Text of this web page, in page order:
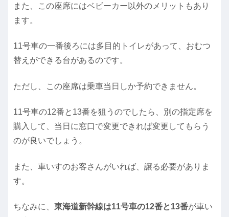
また、この座席にはベビーカー以外のメリットもあり
ます。
11号車の一番後ろには多目的トイレがあって、おむつ
替えができる台があるのです。
ただし、この座席は乗車当日しか予約できません。
11号車の12番と13番を狙うのでしたら、別の指定席を
購入して、当日に窓口で変更できれば変更してもらう
のが良いでしょう。
また、車いすのお客さんがいれば、譲る必要がありま
す。
ちなみに、 東海道新幹線は11号車の12番と13番が車い